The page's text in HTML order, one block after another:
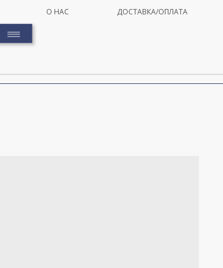
О НАС ДОСТАВКА/ОПЛАТА